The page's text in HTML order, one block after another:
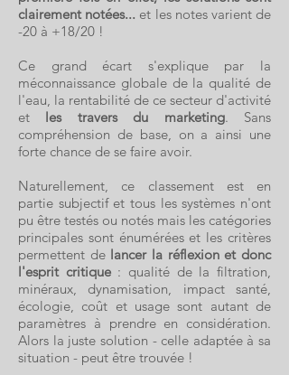
clairement notées... et les notes varient de
-20 à +18/20 !
Ce grand écart s'explique par la
méconnaissance globale de la qualité de
l'eau, la rentabilité de ce secteur d'activité
et les travers du marketing. Sans
compréhension de base, on a ainsi une
forte chance de se faire avoir.
Naturellement, ce classement est en
partie subjectif et tous les systèmes n'ont
pu être testés ou notés mais les catégories
principales sont énumérées et les critères
permettent de lancer la réflexion et donc
l'esprit critique: qualité de la filtration,
minéraux, dynamisation, impact santé,
écologie, coût et usage sont autant de
paramètres à prendre en considération.
Alors la juste solution - celle adaptée à sa
situation - peut être trouvée !